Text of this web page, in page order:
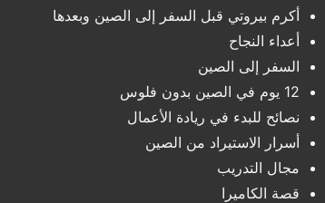
أكرم بيروتي قبل السفر إلى الصين وبعدها
أعداء النجاح
السفر إلى الصين
12 يوم في الصين بدون فلوس
نصائح للبدء في ريادة الأعمال
أسرار الاستيراد من الصين
مجال التدريب
قصة الكاميرا